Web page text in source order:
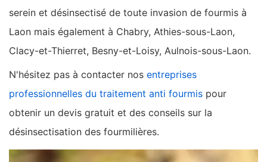
serein et désinsectisé de toute invasion de fourmis à
Laon mais également à Chabry, Athies-sous-Laon,
Clacy-et-Thierret, Besny-et-Loisy, Aulnois-sous-Laon.
N'hésitez pas à contacter nos entreprises
professionnelles du traitement anti fourmis pour
obtenir un devis gratuit et des conseils sur la
désinsectisation des fourmilières.